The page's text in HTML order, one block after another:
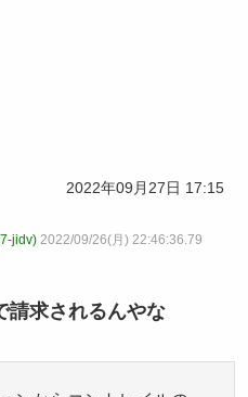
2022年09月27日 17:15
jidv) 2022/09/26(月) 22:46:36.79
請求されるんやな